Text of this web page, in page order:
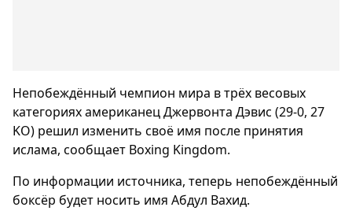
Непобеждённый чемпион мира в трёх весовых
категориях американец Джервонта Дэвис (29-0, 27
KO) решил изменить своё имя после принятия
ислама, сообщает Boxing Kingdom.
По информации источника, теперь непобеждённый
боксёр будет носить имя Абдул Вахид.